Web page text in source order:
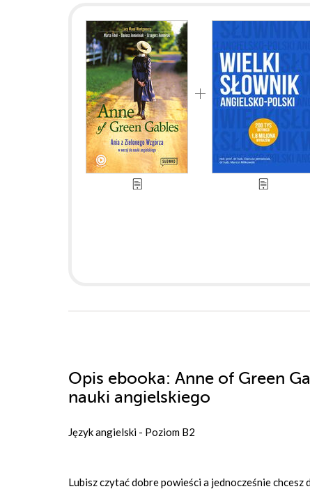
Opis ebooka: Anne of Green
nauki angielskiego
Język angielski - Poziom B2
Lubisz czytać dobre powieści a jednocześnie